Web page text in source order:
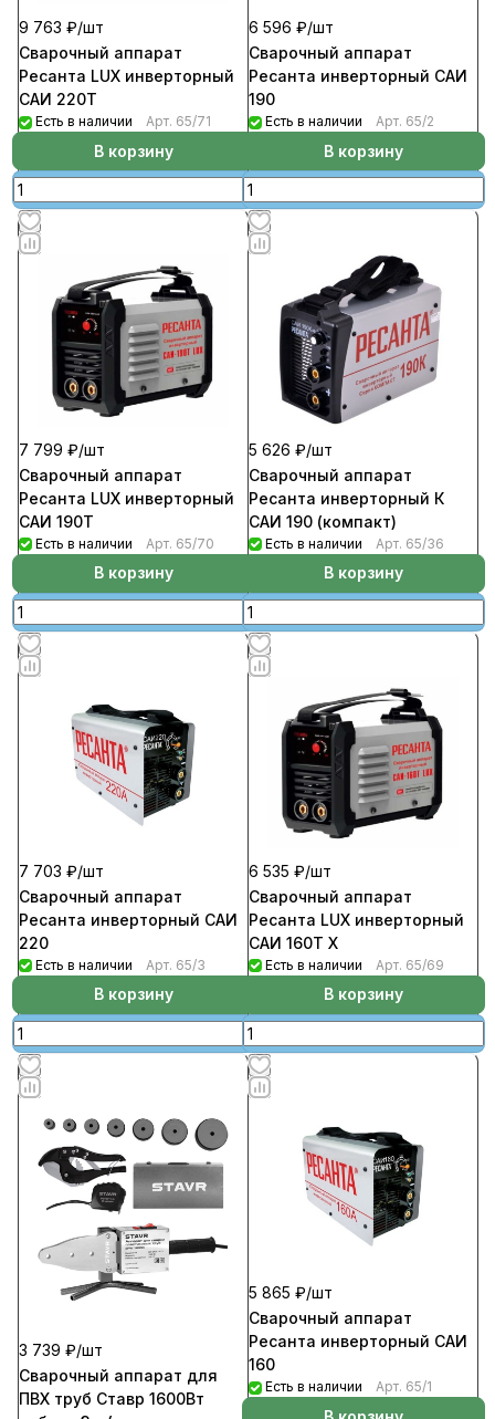
9 763 ₽/шт
Сварочный аппарат
Ресанта LUX инверторный
САИ 220Т
Есть в наличии Арт. 65/71
В корзину
6 596 ₽/шт
Сварочный аппарат
Ресанта инверторный САИ
190
Есть в наличии Арт. 65/2
В корзину
7 799 ₽/шт
Сварочный аппарат
Ресанта LUX инверторный
САИ 190Т
Есть в наличии Арт. 65/70
В корзину
5 626 ₽/шт
Сварочный аппарат
Ресанта инверторный К
САИ 190 (компакт)
Есть в наличии Арт. 65/36
В корзину
7 703 ₽/шт
Сварочный аппарат
Ресанта инверторный САИ
220
Есть в наличии Арт. 65/3
В корзину
6 535 ₽/шт
Сварочный аппарат
Ресанта LUX инверторный
САИ 160Т Х
Есть в наличии Арт. 65/69
В корзину
3 739 ₽/шт
Сварочный аппарат для
ПВХ труб Ставр 1600Вт
5 865 ₽/шт
Сварочный аппарат
Ресанта инверторный САИ
160
Есть в наличии Арт. 65/1